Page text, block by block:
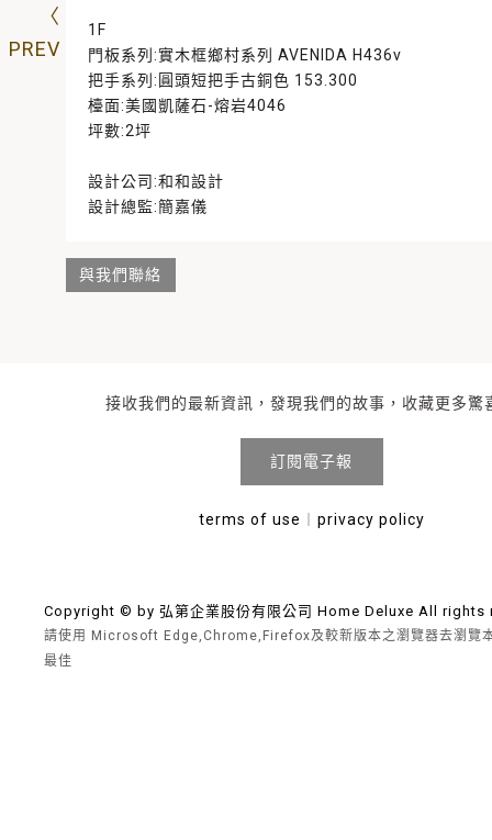
1F
門板系列:實木框鄉村系列 AVENIDA H436v
把手系列:圓頭短把手古銅色 153.300
檯面:美國凱薩石-熔岩4046
坪數:2坪
設計公司:和和設計
設計總監:簡嘉儀
與我們聯絡
Copyright © by 弘第企業股份有限公司 Home Deluxe All rights
請使用 Microsoft Edge,Chrome,Firefox及較新版本之瀏覽器去瀏覽
最佳
接收我們的最新資訊，發現我們的故事，收藏更多驚
訂閱電子報
terms of use privacy policy